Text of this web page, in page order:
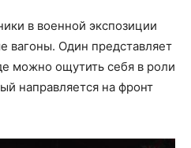
в военной экспозиции
вагоны. Один представляет
можно ощутить себя в роли
направляется на фронт